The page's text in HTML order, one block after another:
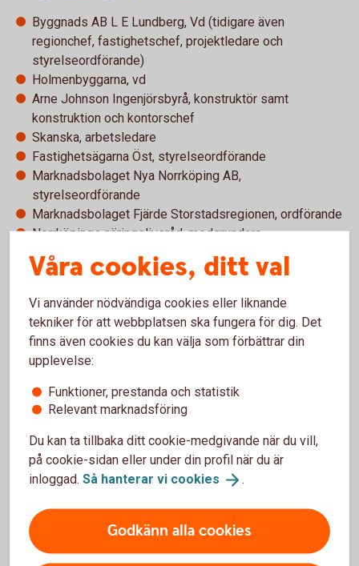
Byggnads AB L E Lundberg, Vd (tidigare även
regionchef, fastighetschef, projektledare och
styrelseordförande)
Holmenbyggarna, vd
Arne Johnson Ingenjörsbyrå, konstruktör samt
konstruktion och kontorschef
Skanska, arbetsledare
Fastighetsägarna Öst, styrelseordförande
Marknadsbolaget Nya Norrköping AB,
styrelseordförande
Marknadsbolaget Fjärde Storstadsregionen, ordförande
Norrköpings näringslivsråd, medgrundare
Pågående uppdrag
Fastighets AB L E Lundberg, styrelseledamot
Prytzbacken AB, styrelseledamot
Whass Fastigheter, styrelseledamot
Fastigheten Krokeks-Hult AB, styrelseledamot
Reliwe AB, styrelsesuppleant
Whass Fastighet Krokek AB, styrelseledamot
Whass Förvaltning AB, styrelsesuppleant
Whass Fastighet Ankarstocken AB, Whass Holding 2
AB, Whass Holding AB, Whass Projekt 10 AB, Whass
Projekt 20 AB, Whass Projektpartner AB och Whass
Utveckling AB, styrelseledamot
Lilla Kalvö Samfällighetsförening, styrelseledamot,
ordförande
Våra cookies, ditt val
Vi använder nödvändiga cookies eller liknande
tekniker för att webbplatsen ska fungera för dig. Det
finns även cookies du kan välja som förbättrar din
upplevelse:
Funktioner, prestanda och statistik
Relevant marknadsföring
Du kan ta tillbaka ditt cookie-medgivande när du vill,
på cookie-sidan eller under din profil när du är
inloggad. Så hanterar vi cookies .
Godkänn alla cookies